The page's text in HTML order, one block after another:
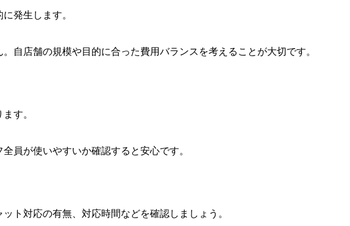
発生します。
自店舗の規模や目的に合った費用バランスを考えることが大切です。
す。
員が使いやすいか確認すると安心です。
ト対応の有無、対応時間などを確認しましょう。